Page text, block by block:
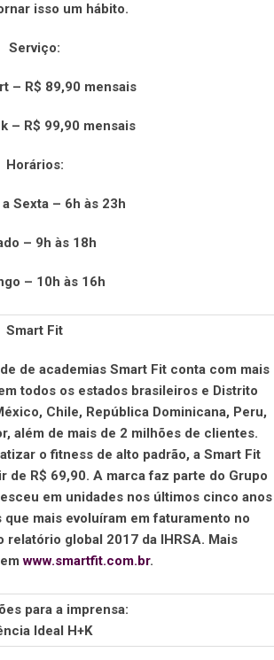
isso um hábito.
Serviço:
– R$ 89,90 mensais
– R$ 99,90 mensais
Horários:
Sexta – 6h às 23h
– 9h às 18h
– 10h às 16h
Smart Fit
de academias Smart Fit conta com mais
todos os estados brasileiros e Distrito
Chile, República Dominicana, Peru,
além de mais de 2 milhões de clientes.
o fitness de alto padrão, a Smart Fit
de R$ 69,90. A marca faz parte do Grupo
em unidades nos últimos cinco anos
que mais evoluíram em faturamento no
relatório global 2017 da IHRSA. Mais
www.smartfit.com.br.
para a imprensa:
Ideal H+K